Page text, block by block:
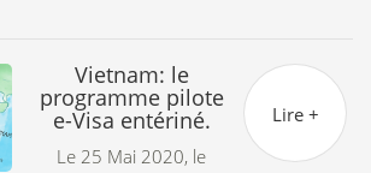
Vietnam: le
programme pilote
e-Visa entériné.
Le 25 Mai 2020, le
Lire +